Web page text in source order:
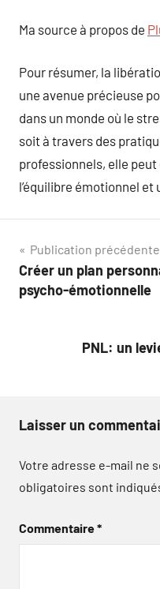
Ma source à propos de
Pour résumer, la
une avenue précieuse
dans un monde où le
soit à travers des
professionnels, elle
l’équilibre émotionnel
Navigation
de
Publication précédente
Créer un plan
psycho-émotionnelle
PNL: un
Laisser un
Votre adresse e-mail ne
obligatoires sont
Commentaire*